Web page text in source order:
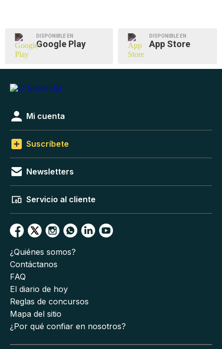
DISPONIBLE EN
Google Play
DISPONIBLE EN
App Store
Mi cuenta
Suscríbete
Newsletters
Servicio al cliente
¿Quiénes somos?
Contáctanos
FAQ
El diario de hoy
Reglas de concursos
Mapa del sitio
¿Por qué confiar en nosotros?